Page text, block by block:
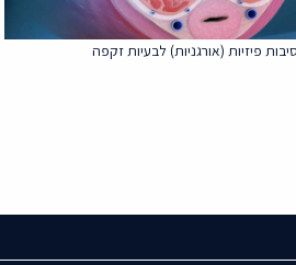
סיבות פיזיות (אורגניות) לבעיות זקפה